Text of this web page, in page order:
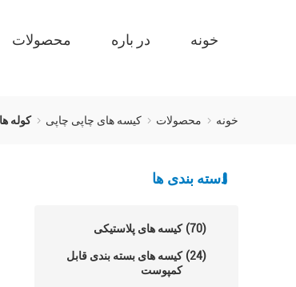
خونه در باره محصولات
خونه محصولات کیسه های چاپی چاپی کوله
دسته بندی ها
کیسه های پلاستیکی (70)
کیسه های بسته بندی قابل
کمپوست
(24)